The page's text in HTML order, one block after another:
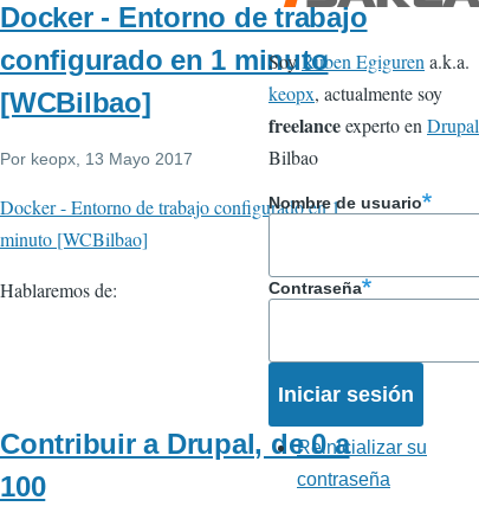
Docker - Entorno de trabajo
configurado en 1 minuto
[WCBilbao]
Por keopx, 13 Mayo 2017
Docker - Entorno de trabajo configurado en 1
minuto [WCBilbao]
Hablaremos de:
Contribuir a Drupal, de 0 a
100
SoyRuben Egiguren a.k.a.
keopx, actualmente soy
freelanceexperto en Drupal
Bilbao
Nombre de usuario
Contraseña
Reinicializar su
contraseña